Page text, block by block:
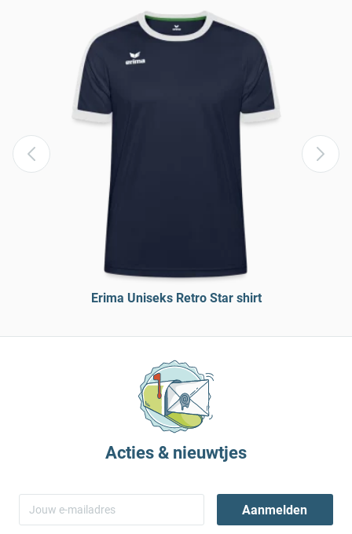
Erima Uniseks Retro Star shirt
Acties & nieuwtjes
Aanmelden